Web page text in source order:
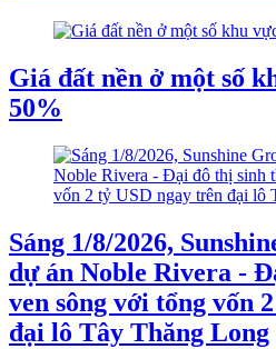
Giá đất nền ở một số
50%
Sáng 1/8/2026,
dự án Noble Rivera -
ven sông với tổng vốn
đại lô Tây Thăng Long